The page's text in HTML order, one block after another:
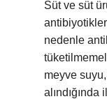
Süt ve süt
nedenle
meyve
alındığında